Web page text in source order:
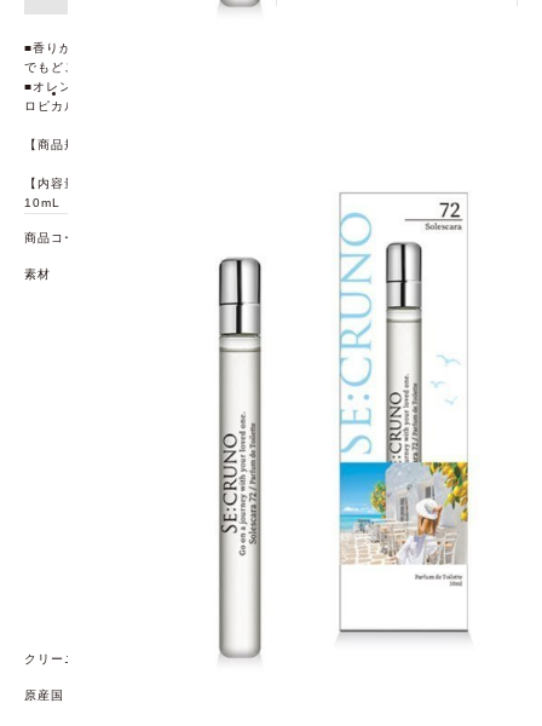
■香りが長続きするパルファンドトワレ。持ち運びに便利なスリムなボトルでいつ
でもどこでもお気に入りの香りを纏える。
■オレンジやカシス、パイナップル、バニラなど果実のさわやかと甘さが弾けるト
ロピカルパインの香りです。
【商品規格】サイズ：(約)40×135×25mm
【内容量】
10mL
商品コード
素材
【ご使用上の注意】
●お肌に異常が生じていないかよく注意してご使用くださ
い。お肌に合わない場合は、ご使用をおやめください。
●直射日光、高温多湿を避けて保管してください。目やそ
の周り、粘膜、お肌の弱い箇所への使用を避けてくださ
●目に入った時は、直ちに洗い流してください。乳幼児の
手の届かないところに保管してください。直射日光のあ
たるお肌につけますと、まれにかぶれたりシミになるこ
とがありますので、ご注意ください。
●通常の保管でごくまれに澱や変色が見られる場合があり
ますが、香料由来によるものであり品質には問題ござい
●衣類には直接つけないでください。シミになる場合があ
クリーニング方法
原産国